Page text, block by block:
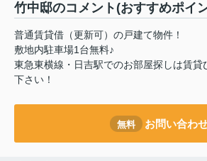
竹中邸のコメント(おすすめポイ
普通賃貸借（更新可）の戸建て物件！
敷地内駐車場1台無料♪
東急東横線・日吉駅でのお部屋探しは賃貸
下さい！
無料 お問い合わ